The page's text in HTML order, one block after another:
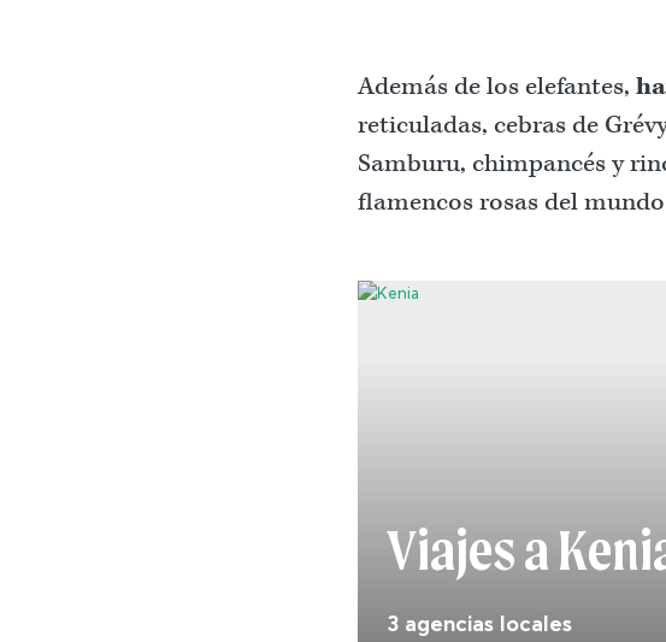
Además de los elefantes,
reticuladas, cebras de
Samburu, chimpancés y
flamencos rosas del
Viajes a
3 agencias locales